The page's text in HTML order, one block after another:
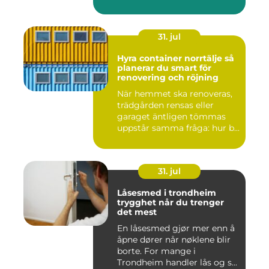
31. jul
Hyra container norrtälje så
planerar du smart för
renovering och röjning
När hemmet ska renoveras,
trädgården rensas eller
garaget äntligen tömmas
uppstår samma fråga: hur b...
31. jul
Låsesmed i trondheim
trygghet når du trenger
det mest
En låsesmed gjør mer enn å
åpne dører når nøklene blir
borte. For mange i
Trondheim handler lås og s...